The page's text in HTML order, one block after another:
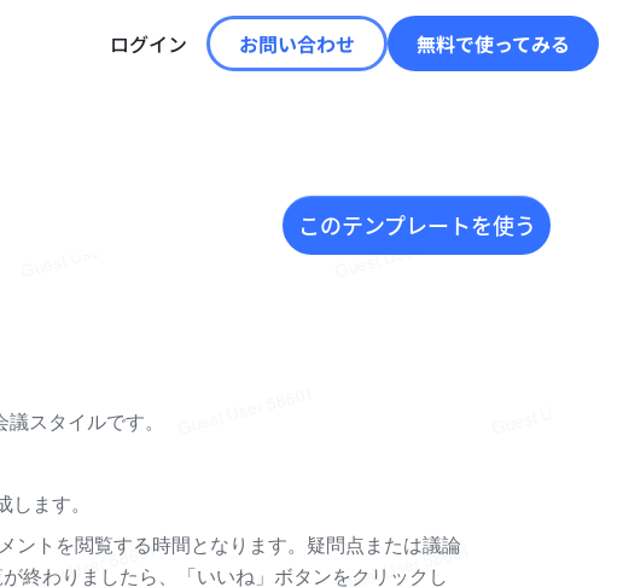
ログイン お問い合わせ 無料で使ってみる
このテンプレートを使う